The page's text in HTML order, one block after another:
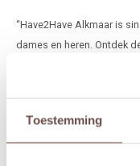
Toestemming
Winterjassen
T-shirts
Sweaters
Joggers
Heren
“Have2Have Alkmaar is
dames en heren. Ontdek